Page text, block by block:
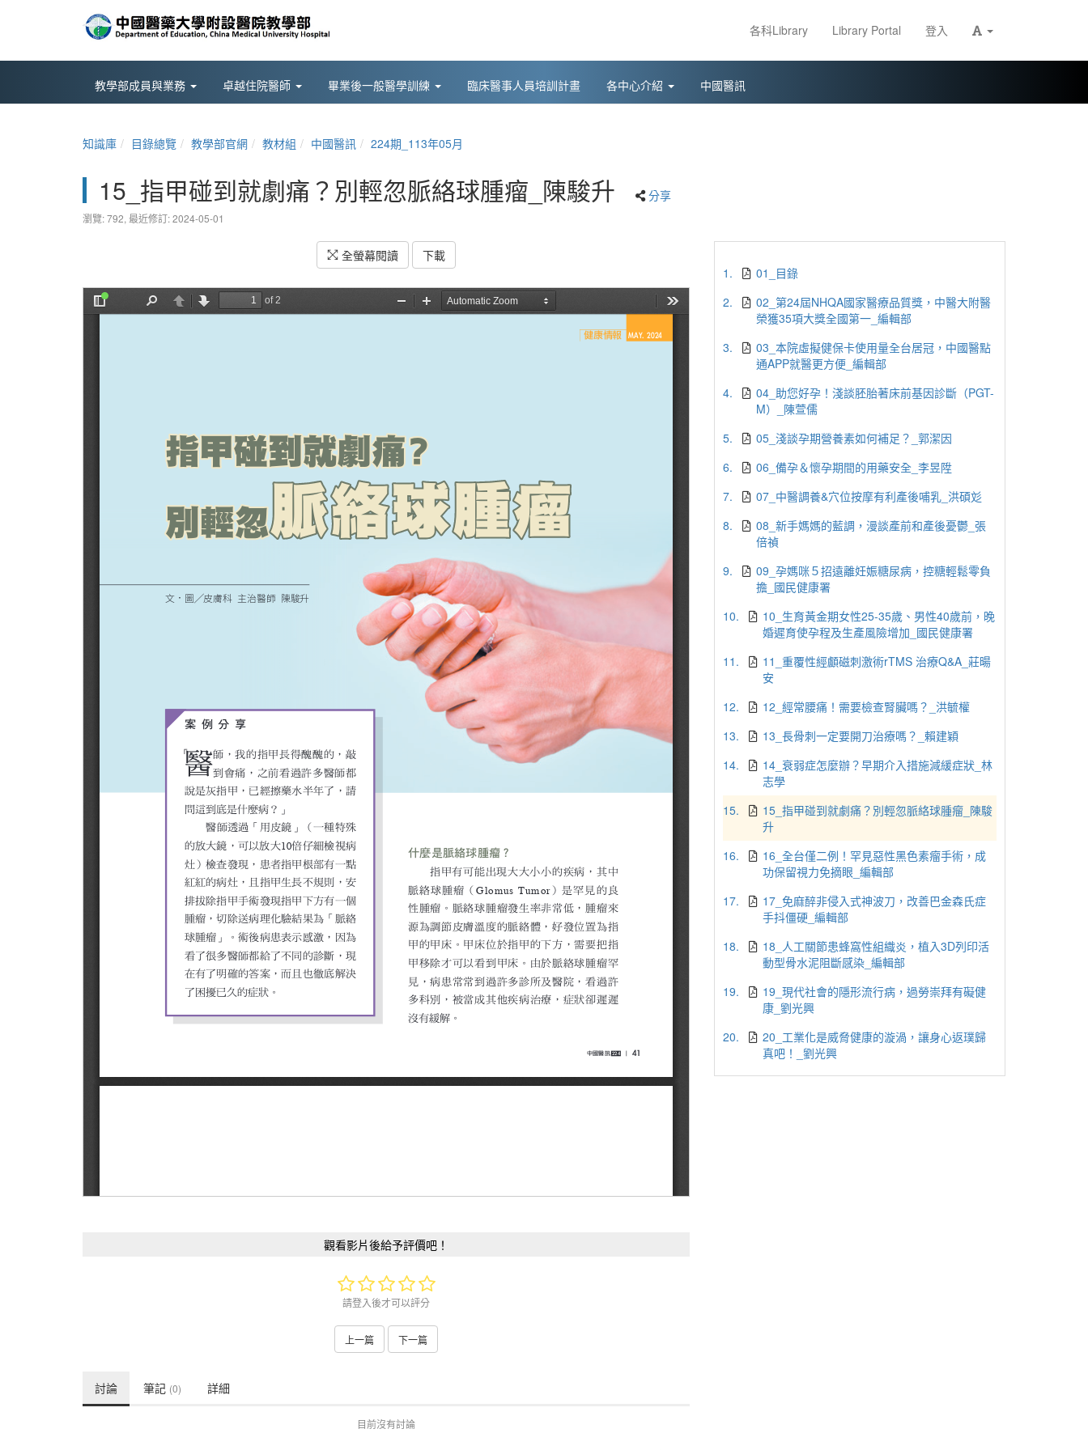
各科Library Library Portal 登入
教學部成員與業務 卓越住院醫師 畢業後一般醫學訓練 臨床醫事人員培訓計畫 各中心介紹 中國醫訊
知識庫 目錄總覽 教學部官網 教材組 中國醫訊 224期_113年05月
15_指甲碰到就劇痛？別輕忽脈絡球腫瘤_陳駿升 分享
瀏覽: 792, 最近修訂: 2024-05-01
全螢幕閱讀 下載
觀看影片後給予評價吧！
請登入後才可以評分
上一篇 下一篇
討論 筆記 (0) 詳細
目前沒有討論
1.
01_目錄
2.
02_第24屆NHQA國家醫療品質獎，中醫大附醫
榮獲35項大獎全國第一_編輯部
3.
03_本院虛擬健保卡使用量全台居冠，中國醫點
通APP就醫更方便_編輯部
4.
04_助您好孕！淺談胚胎著床前基因診斷（PGT-
M）_陳萱儒
5.
05_淺談孕期營養素如何補足？_郭潔因
6.
06_備孕＆懷孕期間的用藥安全_李昱陞
7.
07_中醫調養&穴位按摩有利產後哺乳_洪碩彣
8.
08_新手媽媽的藍調，漫談產前和產後憂鬱_張
倍禎
9.
09_孕媽咪５招遠離妊娠糖尿病，控糖輕鬆零負
擔_國民健康署
10.
10_生育黃金期女性25-35歲、男性40歲前，晚
婚遲育使孕程及生產風險增加_國民健康署
11.
11_重覆性經顱磁刺激術rTMS 治療Q&A_莊暘
安
12.
12_經常腰痛！需要檢查腎臟嗎？_洪毓權
13.
13_長骨刺一定要開刀治療嗎？_賴建穎
14.
14_衰弱症怎麼辦？早期介入措施減緩症狀_林
志學
15.
15_指甲碰到就劇痛？別輕忽脈絡球腫瘤_陳駿
升
16.
16_全台僅二例！罕見惡性黑色素瘤手術，成
功保留視力免摘眼_編輯部
17.
17_免麻醉非侵入式神波刀，改善巴金森氏症
手抖僵硬_編輯部
18.
18_人工關節患蜂窩性組織炎，植入3D列印活
動型骨水泥阻斷感染_編輯部
19.
19_現代社會的隱形流行病，過勞崇拜有礙健
康_劉光興
20.
20_工業化是威脅健康的漩渦，讓身心返璞歸
真吧！_劉光興